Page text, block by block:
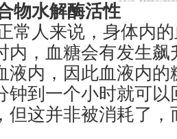
物水解酶活性
常人来说，身体内
内，血糖会有发生
液内，因此血液内的
钟到一个小时就可
但这并非被消耗了